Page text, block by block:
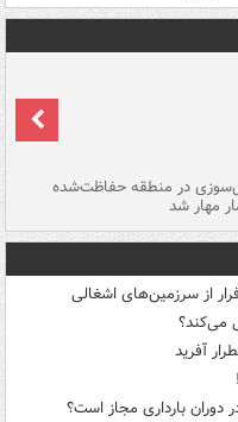
در منطقه حفاظت‌شده
مهار شد
از سرزمین‌های اشغالی
می‌کند؟
آفرید
دوران بارداری مجاز است؟